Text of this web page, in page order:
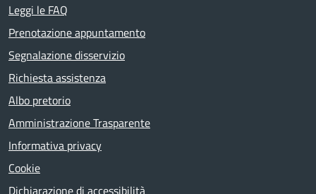
Leggi le FAQ
Prenotazione appuntamento
Segnalazione disservizio
Richiesta assistenza
Albo pretorio
Amministrazione Trasparente
Informativa privacy
Cookie
Dichiarazione di accessibilità